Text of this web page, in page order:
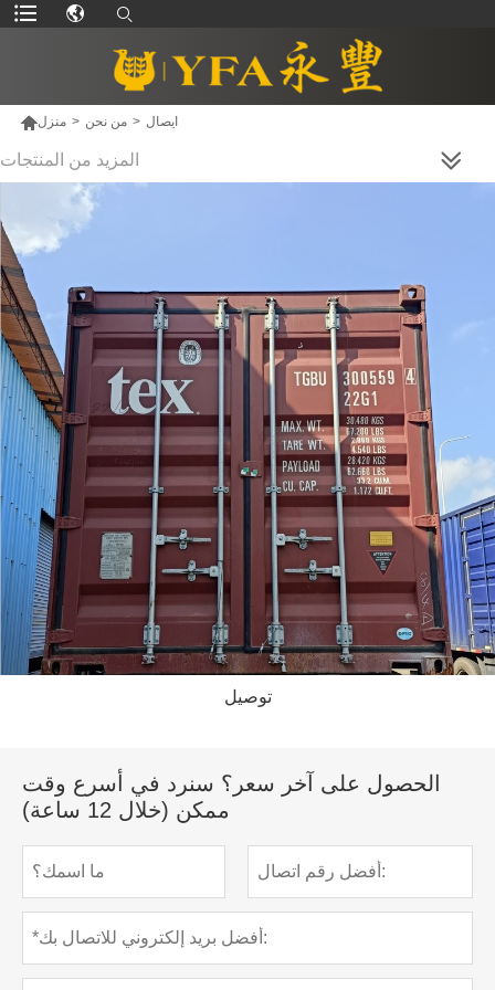
منزل > من نحن > ايصال
المزيد من المنتجات
توصيل
الحصول على آخر سعر؟ سنرد في أسرع وقت
ممكن (خلال 12 ساعة)